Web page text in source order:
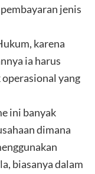
jenis
karena
ia harus
yang
ini banyak
dimana
biasanya dalam